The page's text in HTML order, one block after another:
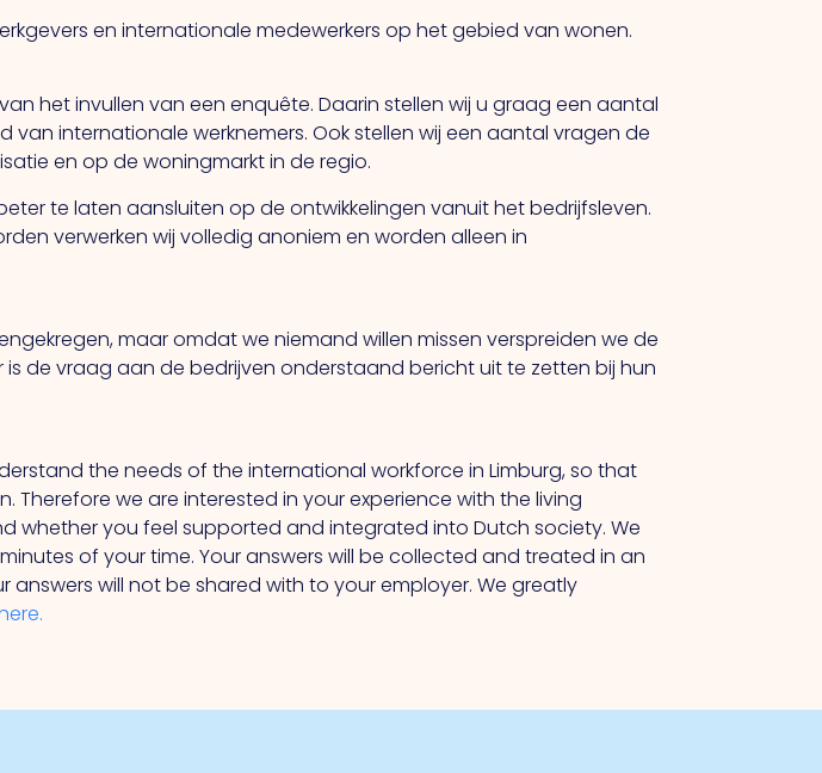
en internationale medewerkers op het gebied van wonen.
het invullen van een enquête. Daarin stellen wij u graag een aantal
internationale werknemers. Ook stellen wij een aantal vragen de
en op de woningmarkt in de regio.
te laten aansluiten op de ontwikkelingen vanuit het bedrijfsleven.
verwerken wij volledig anoniem en worden alleen in
maar omdat we niemand willen missen verspreiden we de
is de vraag aan de bedrijven onderstaand bericht uit te zetten bij hun
the needs of the international workforce in Limburg, so that
we are interested in your experience with the living
whether you feel supported and integrated into Dutch society. We
of your time. Your answers will be collected and treated in an
will not be shared with to your employer. We greatly